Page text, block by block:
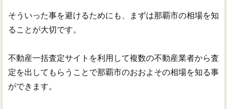
そういった事を避けるためにも、まずは那覇市の相場を知
ることが大切です。
不動産一括査定サイトを利用して複数の不動産業者から査
定を出してもらうことで那覇市のおおよその相場を知る事
ができます。